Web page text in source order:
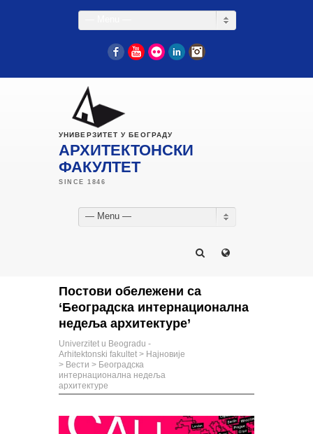
FacebookYouTube
Flickr LinkedIn
УНИВЕРЗИТЕТ У БЕОГРАДУ
АРХИТЕКТОНСКИ
ФАКУЛТЕТ
— Menu —
Постови обележени са
‘Београдска интернационална
недеља архитектуре’
Univerzitet u Beogradu -
Arhitektonski fakultet > Најновије
> Вести > Београдска
интернационална недеља
архитектуре